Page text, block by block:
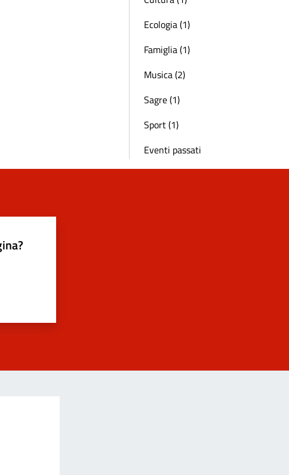
Ecologia (1)
Famiglia (1)
Musica (2)
Sagre (1)
Sport (1)
Eventi passati